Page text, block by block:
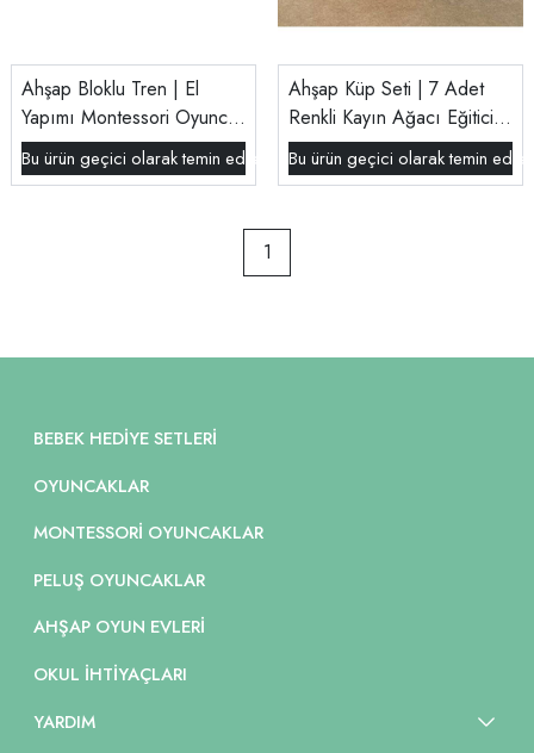
Ahşap Bloklu Tren | El
Yapımı Montessori Oyuncak
| EN71 Sertifikalı
Bu ürün geçici olarak temin edilememektedir.
Ahşap Küp Seti | 7 Adet
Renkli Kayın Ağacı Eğitici
Oyuncak
Bu ürün geçici olarak temin
1
BEBEK HEDIYE SETLERI
OYUNCAKLAR
MONTESSORI OYUNCAKLAR
PELUŞ OYUNCAKLAR
AHŞAP OYUN EVLERI
OKUL İHTIYAÇLARI
YARDIM